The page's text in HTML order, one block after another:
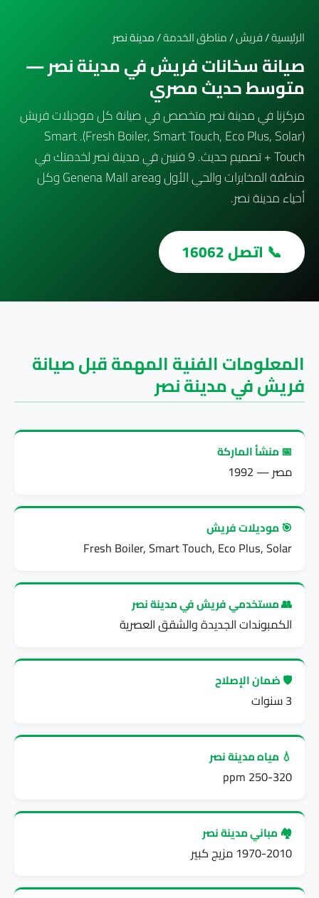
الرئيسية/فريش/مناطق الخدمة/ مدينة نصر
صيانة سخانات فريش في مدينة نصر —
متوسط حديث مصري
مركزنا في مدينة نصر متخصص في صيانة كل موديلات فريش
(Fresh Boiler, Smart Touch, Eco Plus, Solar). Smart
Touch + تصميم حديث. 9 فنيين في مدينة نصر لخدمتك في
منطقة المخابرات والحي الأول وGenena Mall area وكل
أحياء مدينة نصر.
📞 اتصل 16062
المعلومات الفنية المهمة قبل صيانة
فريش في مدينة نصر
📅 منشأ الماركة
مصر — 1992
🎯 موديلات فريش
Fresh Boiler, Smart Touch, Eco Plus, Solar
👥 مستخدمي فريش في مدينة نصر
الكمبوندات الجديدة والشقق العصرية
🛡️ ضمان الإصلاح
3 سنوات
💧 مياه مدينة نصر
250-320 ppm
🏘️ مباني مدينة نصر
1970-2010 مزيج كبير